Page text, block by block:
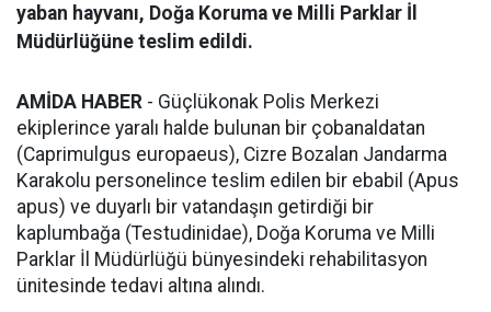
yaban hayvanı, Doğa Koruma ve Milli Parklar İl
Müdürlüğüne teslim edildi.
AMİDA HABER - Güçlükonak Polis Merkezi
ekiplerince yaralı halde bulunan bir çobanaldatan
(Caprimulgus europaeus), Cizre Bozalan Jandarma
Karakolu personelince teslim edilen bir ebabil (Apus
apus) ve duyarlı bir vatandaşın getirdiği bir
kaplumbağa (Testudinidae), Doğa Koruma ve Milli
Parklar İl Müdürlüğü bünyesindeki rehabilitasyon
ünitesinde tedavi altına alındı.